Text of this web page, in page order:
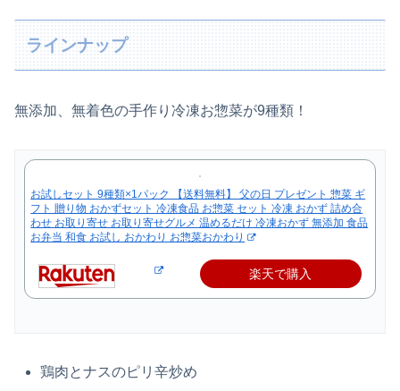
ラインナップ
無添加、無着色の手作り冷凍お惣菜が9種類！
お試しセット 9種類×1パック 【送料無料】 父の日 プレゼント 惣菜 ギ
フト 贈り物 おかずセット 冷凍食品 お惣菜 セット 冷凍 おかず 詰め合
わせ お取り寄せ お取り寄せグルメ 温めるだけ 冷凍おかず 無添加 食品
お弁当 和食 お試し おかわり お惣菜おかわり
楽天で購入
鶏肉とナスのピリ辛炒め